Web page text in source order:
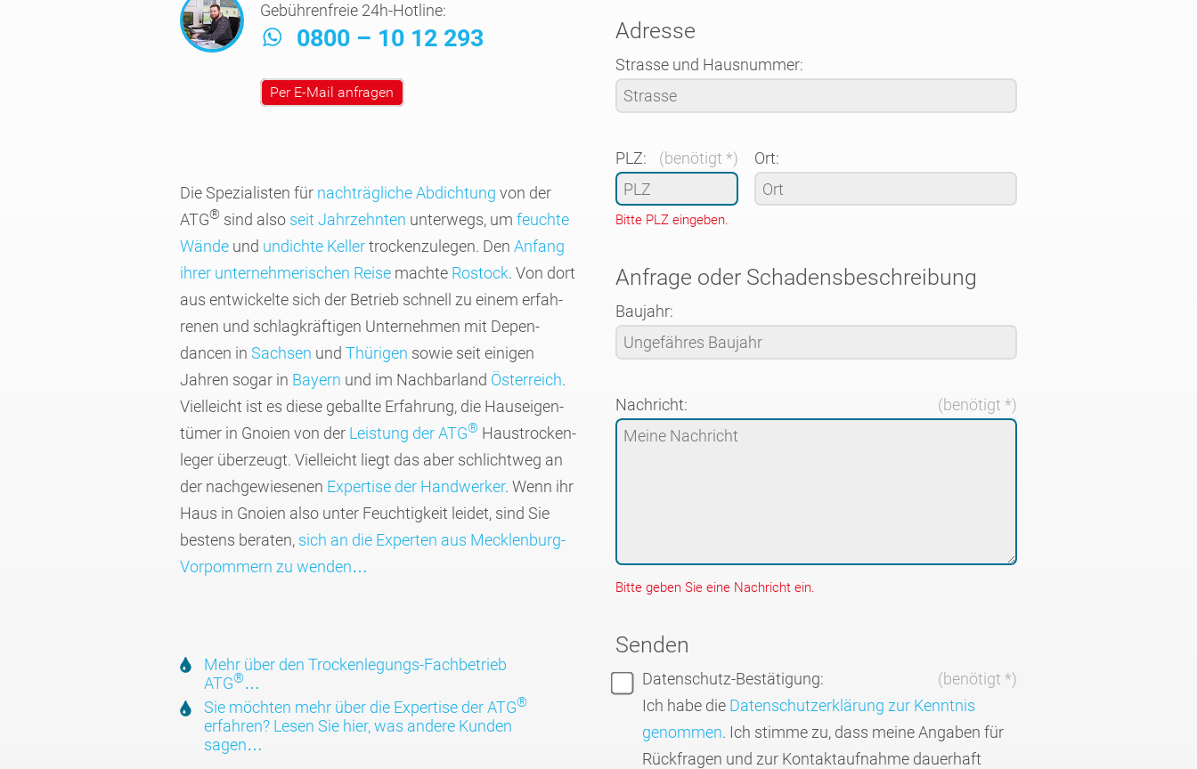
Gebührenfreie 24h-Hotline:
0800 – 10 12 293
Per E-Mail anfragen
Die Spezia­listen für nach­träg­liche Abdich­tung von der
ATG® sind also seit Jahr­zehnten unterw­egs, um feuchte
Wändeund undichte Kellertrocken­zulegen. Den Anfang
ihrer unter­nehme­rischen Reisemachte Rostock. Von dort
aus entwickelte sich der Betrieb schnell zu einem erfah­
renen und schlag­kräf­tigen Unter­nehmen mit Depen­
dancen in Sachsen und Thürigen sowie seit einigen
Jahren sogar in Bayern und im Nachbar­land Öster­reich.
Viel­leicht ist es diese geballte Erfah­rung, die Haus­eigen­
tümer in Gnoien von der Leis­tung der ATG®Haus­trocken­
leger überzeugt. Vielleicht liegt das aber schlicht­weg an
der nachge­wie­senen Exper­tise der Hand­werker. Wenn ihr
Haus in Gnoien also unter Feuch­tig­keit leidet, sind Sie
bestens beraten, sich an die Experten aus Mecklen­burg-
Vorpom­mern zu wenden…
Mehr über den Trocken­legungs-Fachbe­trieb
ATG®…
Sie möchten mehr über die Expertise der ATG®
erfahren? Lesen Sie hier, was andere Kunden
sagen…
Adresse
Strasse und Hausnummer:
PLZ: (benötigt *)
Bitte PLZ eingeben.
Ort:
Anfrage oder Schadensbeschreibung
Baujahr:
Nachricht: (benötigt *)
Bitte geben Sie eine Nachricht ein.
Senden
Datenschutz-Bestätigung:
(benötigt *)
Ich habe die Datenschutzerklärung zur Kenntnis
genommen. Ich stimme zu, dass meine Angaben für
Rückfragen und zur Kontaktaufnahme dauerhaft